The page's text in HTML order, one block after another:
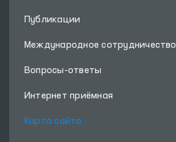
Публикации
Международное сотрудничество
Вопросы-ответы
Интернет приёмная
Карта сайта